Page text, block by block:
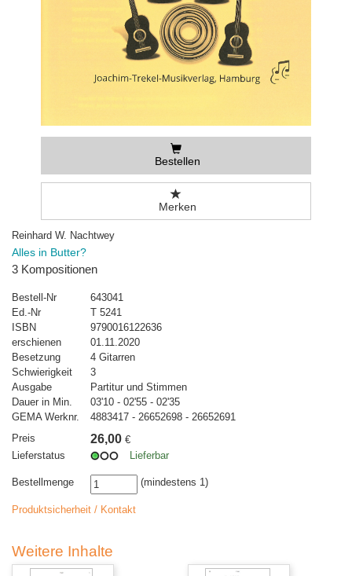
Bestellen
Merken
Reinhard W. Nachtwey
Alles in Butter?
3 Kompositionen
Bestell-Nr
643041
Ed.-Nr
T 5241
ISBN
9790016122636
erschienen
01.11.2020
Besetzung
4 Gitarren
Schwierigkeit
3
Ausgabe
Partitur und Stimmen
Dauer in Min.
03'10 - 02'55 - 02'35
GEMA Werknr.
4883417 - 26652698 - 26652691
Preis
26,00 €
Lieferstatus
Lieferbar
Bestellmenge (mindestens 1)
Produktsicherheit / Kontakt
Weitere Inhalte